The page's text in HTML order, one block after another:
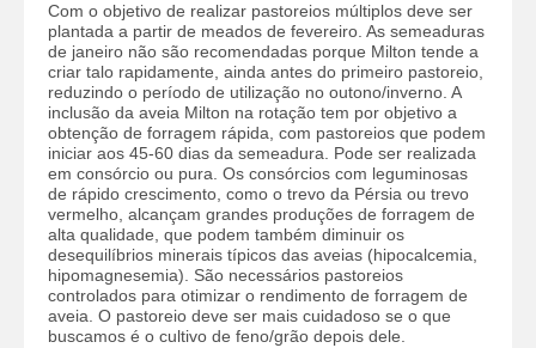
Com o objetivo de realizar pastoreios múltiplos deve ser
plantada a partir de meados de fevereiro. As semeaduras
de janeiro não são recomendadas porque Milton tende a
criar talo rapidamente, ainda antes do primeiro pastoreio,
reduzindo o período de utilização no outono/inverno. A
inclusão da aveia Milton na rotação tem por objetivo a
obtenção de forragem rápida, com pastoreios que podem
iniciar aos 45-60 dias da semeadura. Pode ser realizada
em consórcio ou pura. Os consórcios com leguminosas
de rápido crescimento, como o trevo da Pérsia ou trevo
vermelho, alcançam grandes produções de forragem de
alta qualidade, que podem também diminuir os
desequilíbrios minerais típicos das aveias (hipocalcemia,
hipomagnesemia). São necessários pastoreios
controlados para otimizar o rendimento de forragem de
aveia. O pastoreio deve ser mais cuidadoso se o que
buscamos é o cultivo de feno/grão depois dele.